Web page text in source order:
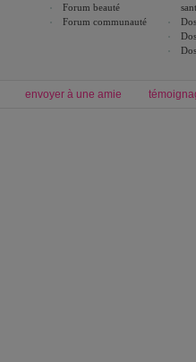
Forum beauté
Forum communauté
envoyer à une amie